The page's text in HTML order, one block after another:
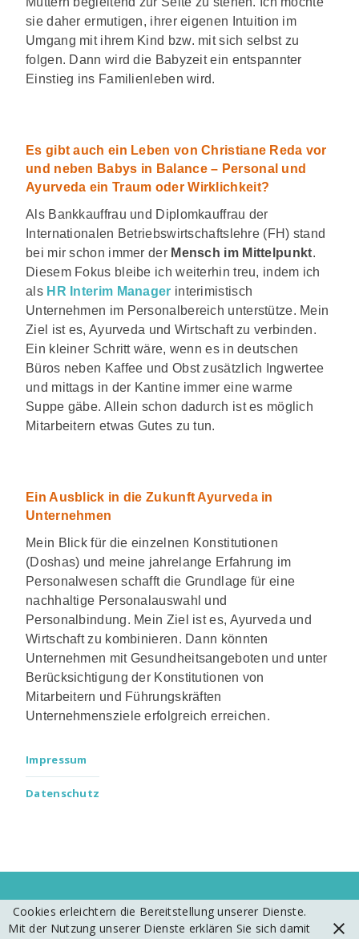
sie daher ermutigen, ihrer eigenen Intuition im
Umgang mit ihrem Kind bzw. mit sich selbst zu
folgen. Dann wird die Babyzeit ein entspannter
Einstieg ins Familienleben wird.
Es gibt auch ein Leben von Christiane Reda vor
und neben Babys in Balance – Personal und
Ayurveda ein Traum oder Wirklichkeit?
Als Bankkauffrau und Diplomkauffrau der
Internationalen Betriebswirtschaftslehre (FH) stand
bei mir schon immer der Mensch im Mittelpunkt.
Diesem Fokus bleibe ich weiterhin treu, indem ich
als HR Interim Manager interimistisch
Unternehmen im Personalbereich unterstütze. Mein
Ziel ist es, Ayurveda und Wirtschaft zu verbinden.
Ein kleiner Schritt wäre, wenn es in deutschen
Büros neben Kaffee und Obst zusätzlich Ingwertee
und mittags in der Kantine immer eine warme
Suppe gäbe. Allein schon dadurch ist es möglich
Mitarbeitern etwas Gutes zu tun.
Ein Ausblick in die Zukunft Ayurveda in
Unternehmen
Mein Blick für die einzelnen Konstitutionen
(Doshas) und meine jahrelange Erfahrung im
Personalwesen schafft die Grundlage für eine
nachhaltige Personalauswahl und
Personalbindung. Mein Ziel ist es, Ayurveda und
Wirtschaft zu kombinieren. Dann könnten
Unternehmen mit Gesundheitsangeboten und unter
Berücksichtigung der Konstitutionen von
Mitarbeitern und Führungskräften
Unternehmensziele erfolgreich erreichen.
Impressum
Datenschutz
Built withMake. Your friendly WordPress page builder theme.
Cookies erleichtern die Bereitstellung unserer Dienste.
Mit der Nutzung unserer Dienste erklären Sie sich damit